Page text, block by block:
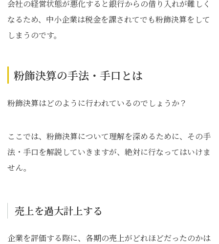
会社の経営状態が悪化すると銀行からの借り入れが難しく
なるため、中小企業は税金を課されてでも粉飾決算をして
しまうのです。
粉飾決算の手法・手口とは
粉飾決算はどのように行われているのでしょうか？
ここでは、粉飾決算について理解を深めるために、その手
法・手口を解説していきますが、絶対に行なってはいけま
せん。
売上を過大計上する
企業を評価する際に、各期の売上がどれほどだったのかは